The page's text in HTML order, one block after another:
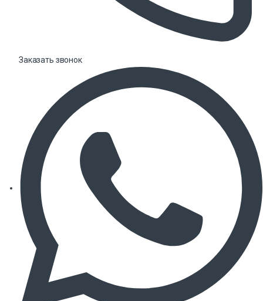
Заказать звонок